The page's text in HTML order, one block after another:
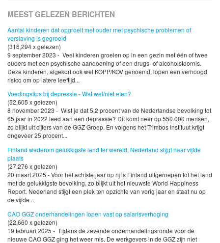
MEEST GELEZEN BERICHTEN
Aantal kinderen dat opgroeit met ouder met psychische problemen of
verslaving is gegroeid
(316,294 x gelezen)
9 september 2023 - Veel kinderen groeien op in een gezin met één of twee
ouders met een psychische aandoening of een drugs- of alcoholstoornis.
Deze kinderen, afgekort ook wel KOPP/KOV genoemd, lopen een verhoogd
risico om op latere leeftijd...
Voedingstips bij depressie - Wat wel/niet eten?
(52,605 x gelezen)
8 november 2023 - Wist je dat 5,2 procent van de Nederlandse bevolking tot
65 jaar in 2022 leed aan een depressie? Dit komt neer op 550.000 mensen,
zo blijkt uit cijfers van de GGZ Groep. En volgens het Trimbos Instituut krijgt
ongeveer 25 procent...
Finland wederom gelukkigste land ter wereld, Nederland stijgt naar vijfde
plaats
(27,276 x gelezen)
20 maart 2025 - Voor het achtste jaar op rij is Finland uitgeroepen tot het land
met de gelukkigste bevolking, zo blijkt uit het nieuwste World Happiness
Report. Nederland stijgt een plek ten opzichte van vorig jaar en staat nu op
de vijfde...
CAO GGZ onderhandelingen lopen vast op salarisverhoging
(22,660 x gelezen)
19 februari 2025 - Tijdens de zevende onderhandelingsronde voor de
nieuwe CAO GGZ ging het weer mis. De werkgevers in de GGZ zijn niet